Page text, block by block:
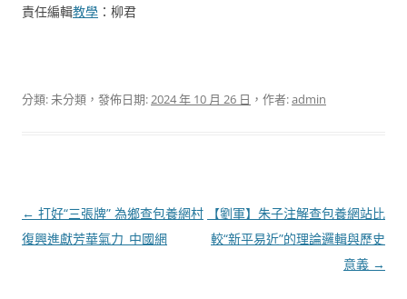
責任編輯教學 ：柳君
分類: 未分類，發佈日期:2024 年 10 月 26 日 ，作者:admin
文
章
← 打好“三張牌” 為鄉查包養網村
復興進獻芳華氣力_中國網
【劉軍】朱子注解查包養網站比
較“新平易近”的理論邏輯與歷史
意義 →